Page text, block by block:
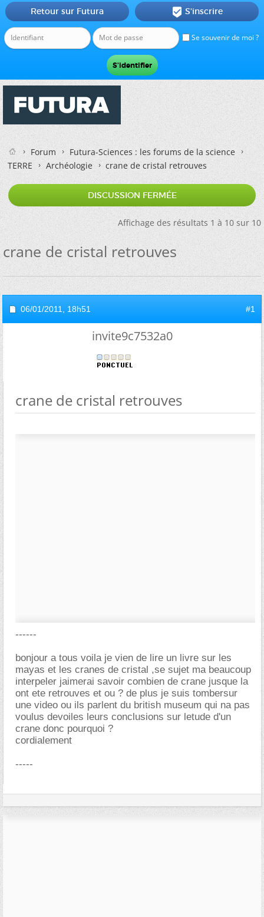
Se souvenir de moi ?
Retour sur Futura  S'inscrire
Forum
Futura-Sciences : les forums de la science
TERRE
Archéologie crane de cristal retrouves
DISCUSSION FERMÉE
Affichage des résultats 1 à 10 sur 10
crane de cristal retrouves
06/01/2011, 18h51 #1
invite9c7532a0
crane de cristal retrouves
------
bonjour a tous voila je vien de lire un livre sur les
mayas et les cranes de cristal ,se sujet ma beaucoup
interpeler jaimerai savoir combien de crane jusque la
ont ete retrouves et ou ? de plus je suis tombersur
une video ou ils parlent du british museum qui na pas
voulus devoiles leurs conclusions sur letude d'un
crane donc pourquoi ?
cordialement
-----